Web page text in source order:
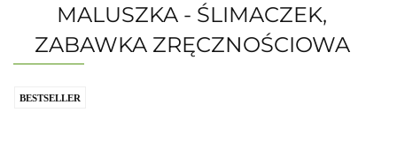
MALUSZKA - ŚLIMACZEK,
ZABAWKA ZRĘCZNOŚCIOWA
BESTSELLER